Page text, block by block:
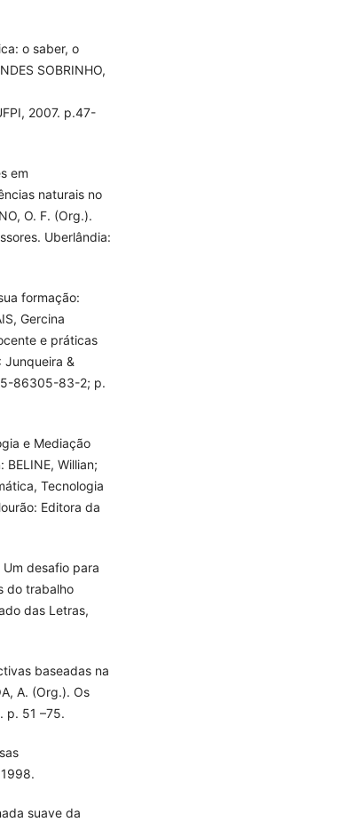
o saber, o
SOBRINHO,
2007. p.47-
em
naturais no
O. F. (Org.).
Uberlândia:
formação:
Gercina
e práticas
Junqueira &
86305-83-2; p.
e Mediação
Willian;
Tecnologia
Editora da
Um desafio para
do trabalho
das Letras,
baseadas na
A. (Org.). Os
p. 51 –75.
suave da